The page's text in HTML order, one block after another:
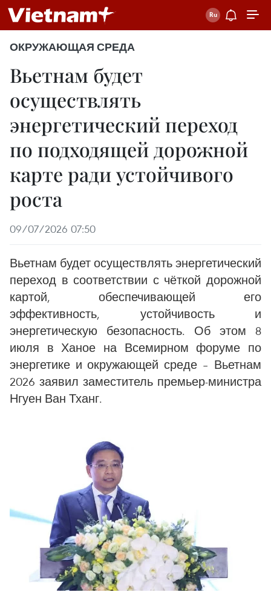
ОКРУЖАЮЩАЯ СРЕДА
Вьетнам будет
осуществлять
энергетический переход
по подходящей дорожной
карте ради устойчивого
роста
09/07/2026 07:50
Вьетнам будет осуществлять энергетический
переход в соответствии с чёткой дорожной
картой, обеспечивающей его
эффективность, устойчивость и
энергетическую безопасность. Об этом 8
июля в Ханое на Всемирном форуме по
энергетике и окружающей среде – Вьетнам
2026 заявил заместитель премьер-министра
Нгуен Ван Тханг.